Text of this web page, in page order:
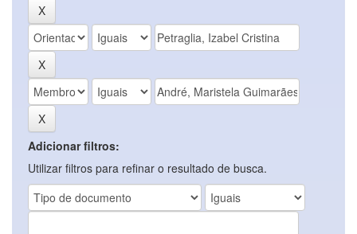
Adicionar filtros:
Utilizar filtros para refinar o resultado de busca.